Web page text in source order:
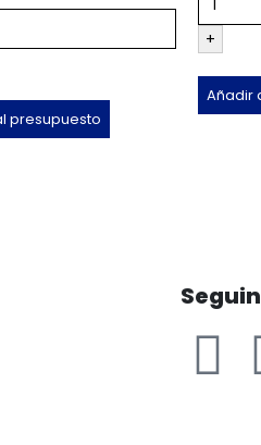
presupuesto
+
Añadir